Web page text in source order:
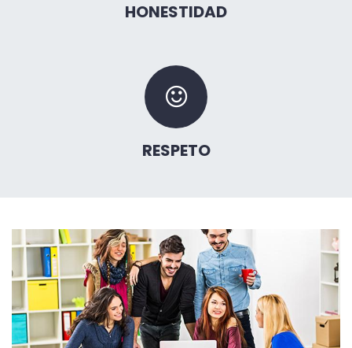
HONESTIDAD
RESPETO